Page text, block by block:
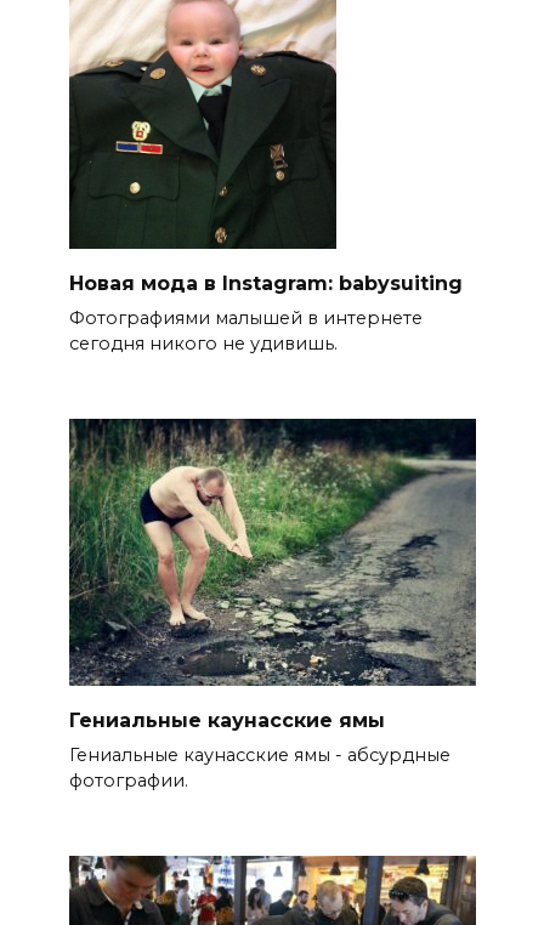
Новая мода в Instagram: babysuiting
Фотографиями малышей в интернете
сегодня никого не удивишь.
Гениальные каунасские ямы
Гениальные каунасские ямы - абсурдные
фотографии.